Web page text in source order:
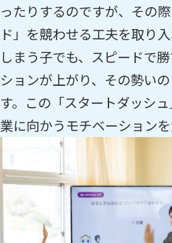
ったりするのですが、その
ド」を競わせる工夫を取り
しまう子でも、スピードで
ションが上がり、その勢い
す。この「スタートダッシ
業に向かうモチベーションを